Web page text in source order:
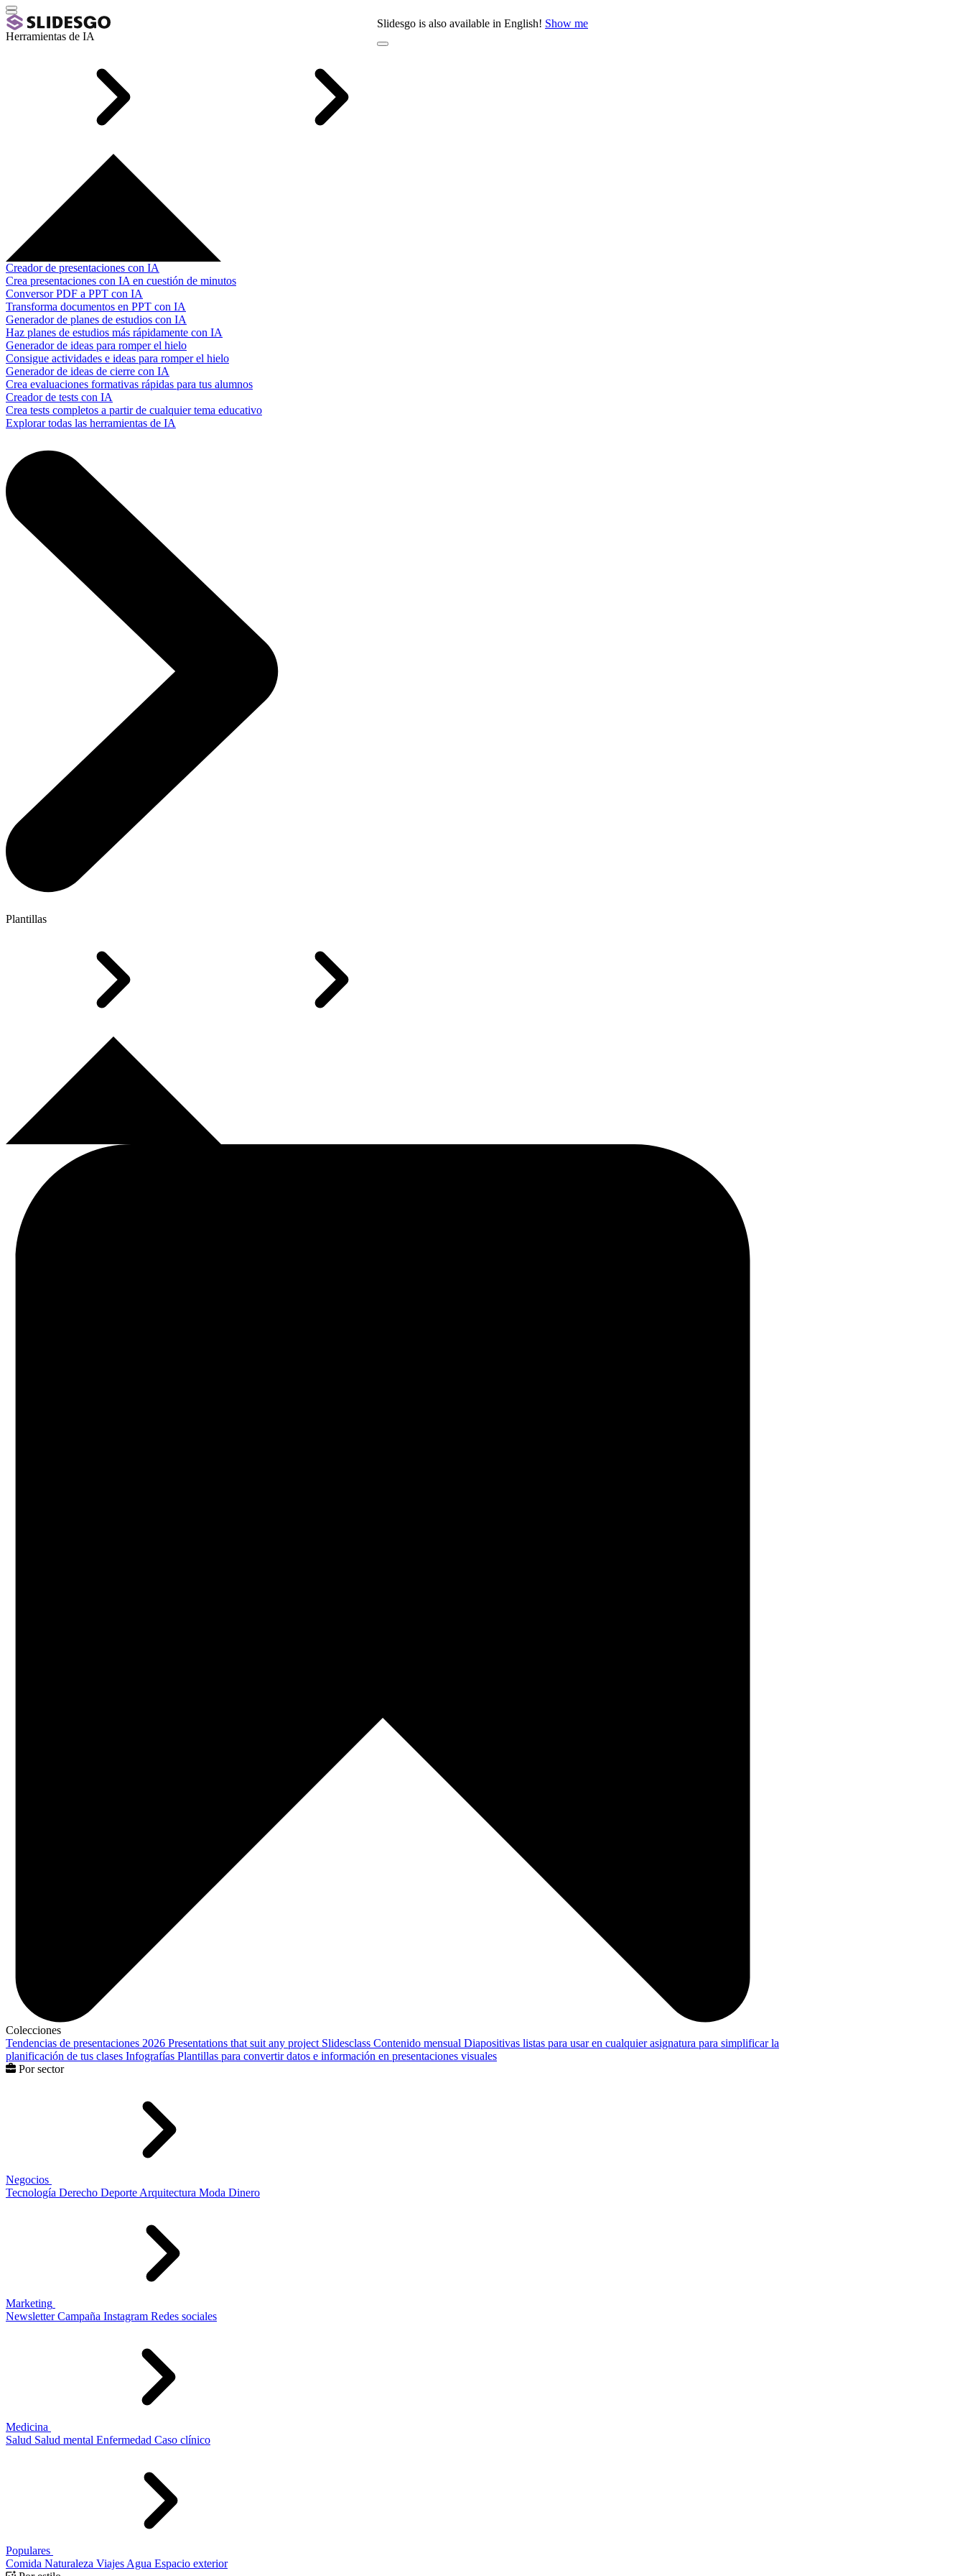
Slidesgo is also available in English! Show me
Herramientas de IA
Creador de presentaciones con IA
Crea presentaciones con IA en cuestión de minutos
Conversor PDF a PPT con IA
Transforma documentos en PPT con IA
Generador de planes de estudios con IA
Haz planes de estudios más rápidamente con IA
Generador de ideas para romper el hielo
Consigue actividades e ideas para romper el hielo
Generador de ideas de cierre con IA
Crea evaluaciones formativas rápidas para tus alumnos
Creador de tests con IA
Crea tests completos a partir de cualquier tema educativo
Explorar todas las herramientas de IA
Plantillas
Colecciones
Tendencias de presentaciones 2026 Presentations that suit any project Slidesclass Contenido mensual Diapositivas listas para usar en cualquier asignatura para simplificar la
planificación de tus clases Infografías Plantillas para convertir datos e información en presentaciones visuales
Por sector
Negocios
Tecnología Derecho Deporte Arquitectura Moda Dinero
Marketing
Newsletter Campaña Instagram Redes sociales
Medicina
Salud Salud mental Enfermedad Caso clínico
Populares
Comida Naturaleza Viajes Agua Espacio exterior